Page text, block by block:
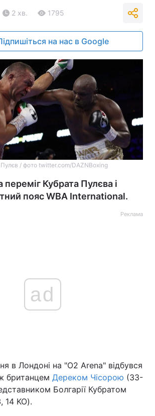
2 хв. 1795
на нас в Google
/ фото twitter.com/DAZNBoxing
Кубрата Пулєва і
пояс WBA International.
Реклама
ad
в Лондоні на "O2 Arena" відбувся
британцем Дереком Чісорою (33-
Болгарії Кубратом
14 KO).